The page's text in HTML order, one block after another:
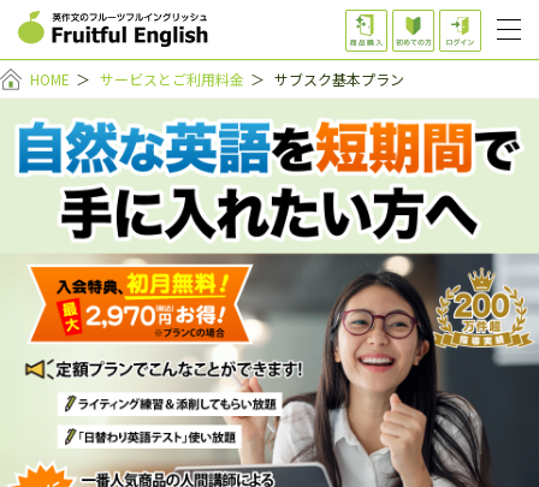
HOME ＞ サービスとご利用料金 ＞ サブスク基本プラン